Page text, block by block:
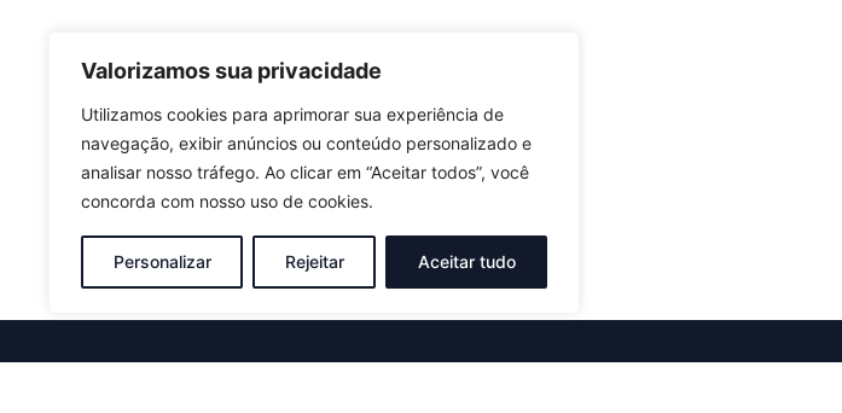
Valorizamos sua privacidade
Utilizamos cookies para aprimorar sua experiência de
navegação, exibir anúncios ou conteúdo personalizado e
analisar nosso tráfego. Ao clicar em “Aceitar todos”, você
concorda com nosso uso de cookies.
Personalizar Rejeitar Aceitar tudo